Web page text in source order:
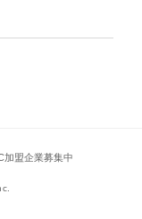
加盟企業募集中